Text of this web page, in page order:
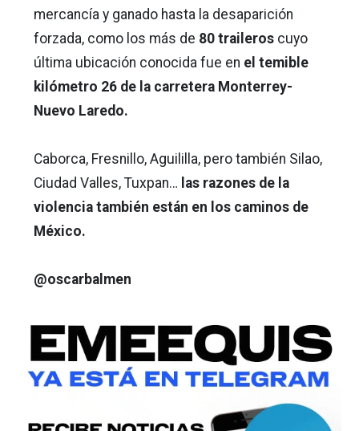
mercancía y ganado hasta la desaparición
forzada, como los más de 80 traileros cuyo
última ubicación conocida fue en el temible
kilómetro 26 de la carretera Monterrey-
Nuevo Laredo.
Caborca, Fresnillo, Aguililla, pero también Silao,
Ciudad Valles, Tuxpan… las razones de la
violencia también están en los caminos de
México.
@oscarbalmen